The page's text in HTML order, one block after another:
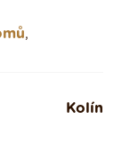
,
Kolín